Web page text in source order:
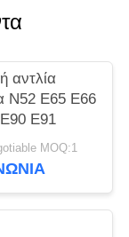
αντλία
N52 E65 E66
E91
MOQ:1